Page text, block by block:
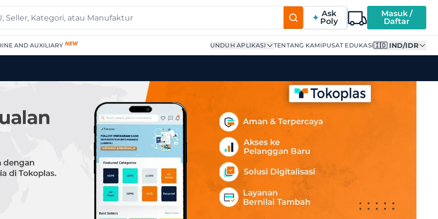
Ask
Poly
Masuk /
Daftar
AND AUXILIARY UNDUH APLIKASI TENTANG KAMIPUSAT EDUKASI🇮🇩 IND/IDR
Terpercaya